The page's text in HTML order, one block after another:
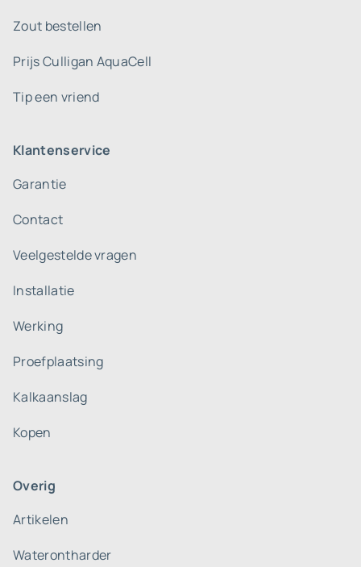
Zout bestellen
Prijs Culligan AquaCell
Tip een vriend
Klantenservice
Garantie
Contact
Veelgestelde vragen
Installatie
Werking
Proefplaatsing
Kalkaanslag
Kopen
Overig
Artikelen
Waterontharder